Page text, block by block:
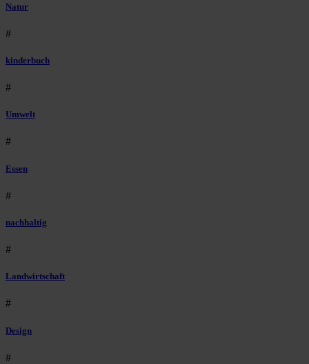
Natur
#
kinderbuch
#
Umwelt
#
Essen
#
nachhaltig
#
Landwirtschaft
#
Design
#